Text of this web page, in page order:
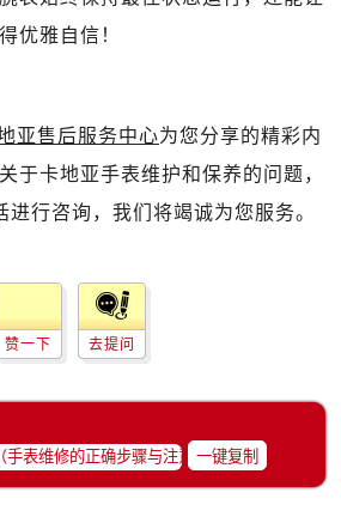
优雅自信！
亚售后服务中心为您分享的精彩内
于卡地亚手表维护和保养的问题，
进行咨询，我们将竭诚为您服务。
赞一下 去提问
一键复制